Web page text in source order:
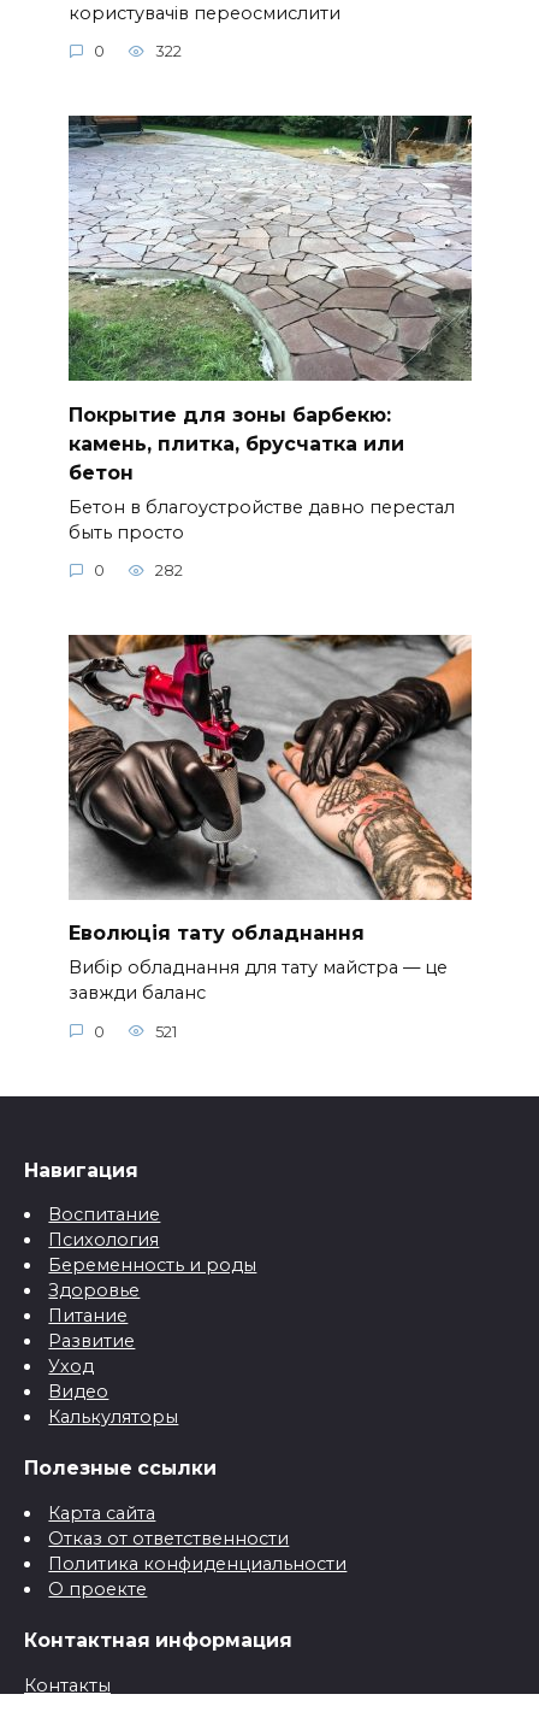
користувачів переосмислити
0 322
Покрытие для зоны барбекю:
камень, плитка, брусчатка или
бетон
Бетон в благоустройстве давно перестал
быть просто
0 282
Еволюція тату обладнання
Вибір обладнання для тату майстра — це
завжди баланс
0 521
Навигация
Воспитание
Психология
Беременность и роды
Здоровье
Питание
Развитие
Уход
Видео
Калькуляторы
Полезные ссылки
Карта сайта
Отказ от ответственности
Политика конфиденциальности
О проекте
Контактная информация
Контакты